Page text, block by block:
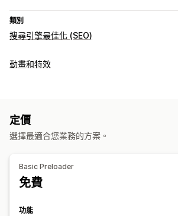
類別
搜尋引擎最佳化 (SEO)
搜尋引擎最佳化 (SEO) 工具
主題最佳化
搜尋引擎最佳化 (SEO) 分數
動畫和特效
互動動畫
圖片 檔案上傳 行動裝置回應式設計
秋季 黑色星期五 (BFCM)
情人節 冬季
定價
選擇最適合您業務的方案。
Basic Preloader
免費
功能